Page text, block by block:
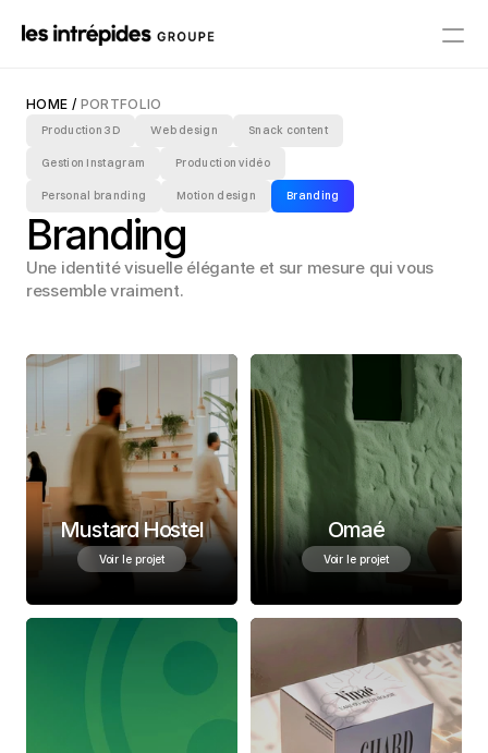
Accueil
Portfolio
Contact
HOME / PORTFOLIO
Production 3D Web design Snack content
Gestion Instagram Production vidéo
Personal branding Motion design Branding
Branding
Une identité visuelle élégante et sur mesure qui vous
ressemble vraiment.
Mustard Hostel
Voir le projet
Omaé
Voir le projet